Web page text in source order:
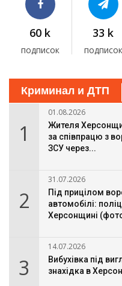
60 k
подписок
33 k
подписок
Криминал и ДТП
1
01.08.2026
Жителя
за співпрацю з
ЗСУ через...
2
31.07.2026
Під прицілом
автомобілі:
Херсонщині
3
14.07.2026
Вибухівка під
знахідка в